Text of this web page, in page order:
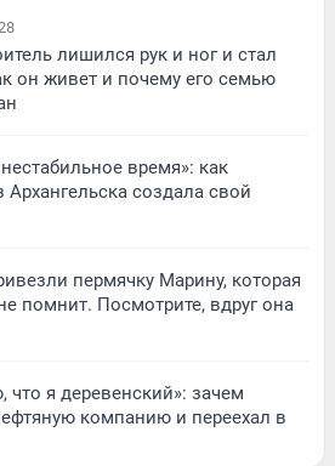
лишился рук и ног и стал
он живет и почему его семью
время»: как
создала свой
пермячку Марину, которая
помнит. Посмотрите, вдруг она
что я деревенский»: зачем
компанию и переехал в